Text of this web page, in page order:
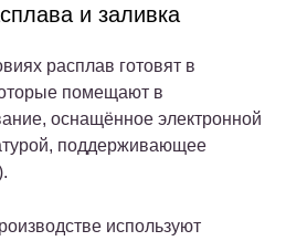
и заливка
расплав готовят в
помещают в
оснащённое электронной
поддерживающее
используют